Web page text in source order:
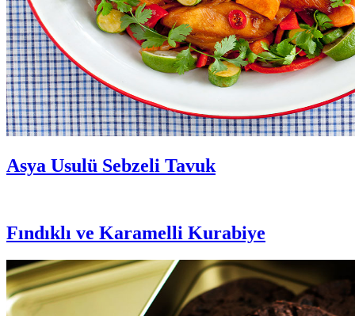
Asya Usulü Sebzeli Tavuk
Fındıklı ve Karamelli Kurabiye